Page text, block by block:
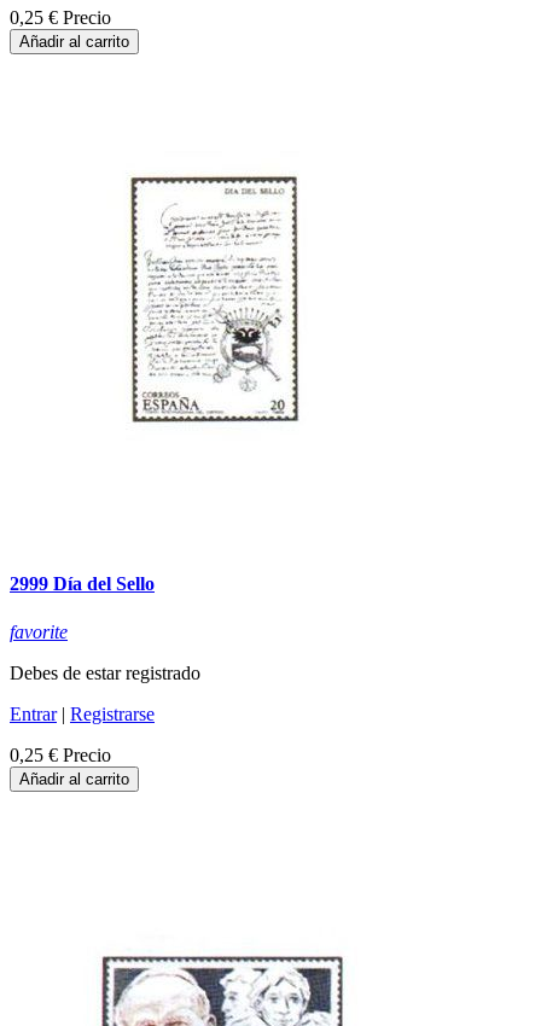
0,25 € Precio
Añadir al carrito
2999 Día del Sello
favorite
Debes de estar registrado
Entrar| Registrarse
0,25 € Precio
Añadir al carrito